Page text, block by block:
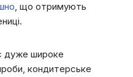
, що отримують
дуже широке
кондитерське